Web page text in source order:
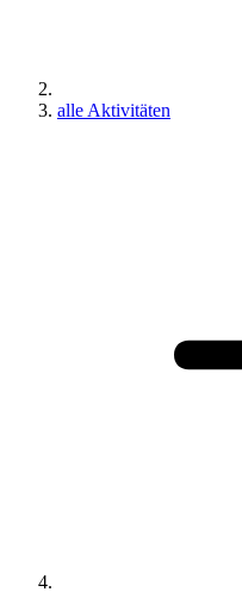
alle Aktivitäten